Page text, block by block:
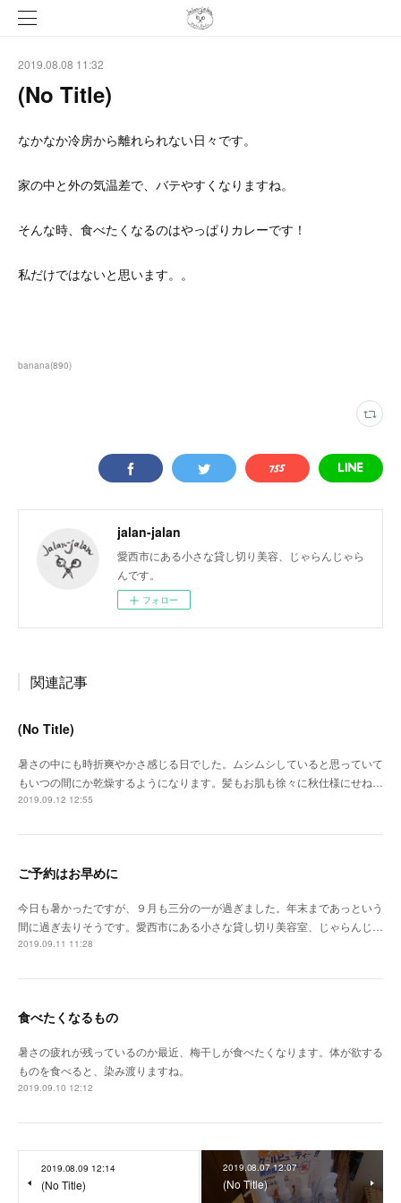
2019.08.08 11:32
(No Title)
なかなか冷房から離れられない日々です。
家の中と外の気温差で、バテやすくなりますね。
そんな時、食べたくなるのはやっぱりカレーです！
私だけではないと思います。。
banana(890)
jalan-jalan
愛西市にある小さな貸し切り美容、じゃらんじゃら
んです。
フォロー
関連記事
(No Title)
暑さの中にも時折爽やかさ感じる日でした。ムシムシしていると思っていて
もいつの間にか乾燥するようになります。髪もお肌も徐々に秋仕様にせね…
2019.09.12 12:55
ご予約はお早めに
今日も暑かったですが、９月も三分の一が過ぎました。年末まであっという
間に過ぎ去りそうです。愛西市にある小さな貸し切り美容室、じゃらんじ…
2019.09.11 11:28
食べたくなるもの
暑さの疲れが残っているのか最近、梅干しが食べたくなります。体が欲する
ものを食べると、染み渡りますね。
2019.09.10 12:12
2019.08.09 12:14
(No Title)
2019.08.07 12:07
(No Title)